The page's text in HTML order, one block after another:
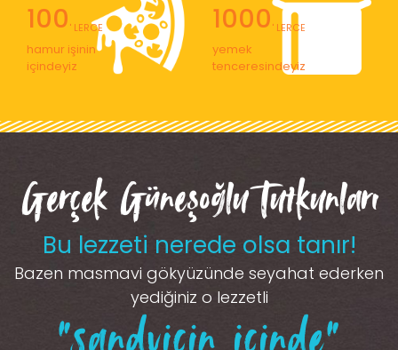
100' LERCE
hamur işinin
içindeyiz
1000' LERCE
yemek
tenceresindeyiz
Gerçek Güneşoğlu Tutkunları
Bu lezzeti nerede olsa tanır!
Bazen masmavi gökyüzünde seyahat ederken
yediğiniz o lezzetli